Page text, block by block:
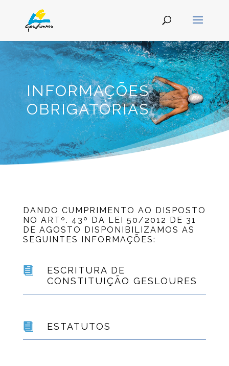
INFORMAÇÕES
OBRIGATÓRIAS
DANDO CUMPRIMENTO AO DISPOSTO
NO ARTº. 43º DA LEI 50/2012 DE 31
DE AGOSTO DISPONIBILIZAMOS AS
SEGUINTES INFORMAÇÕES:

ESCRITURA DE
CONSTITUIÇÃO GESLOURES
 ESTATUTOS